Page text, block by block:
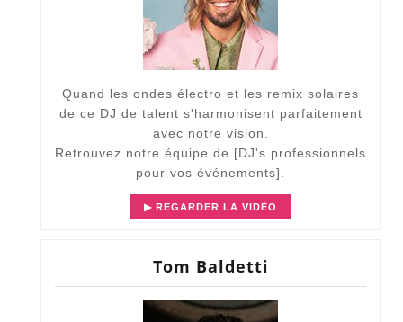
Quand les ondes électro et les remix solaires
de ce DJ de talent s'harmonisent parfaitement
avec notre vision.
Retrouvez notre équipe de [DJ's professionnels
pour vos événements].
▶ REGARDER LA VIDÉO
Tom Baldetti